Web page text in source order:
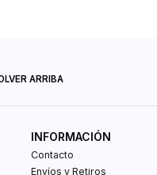
ARRIBA
INFORMACIÓN
Contacto
Envíos y Retiros